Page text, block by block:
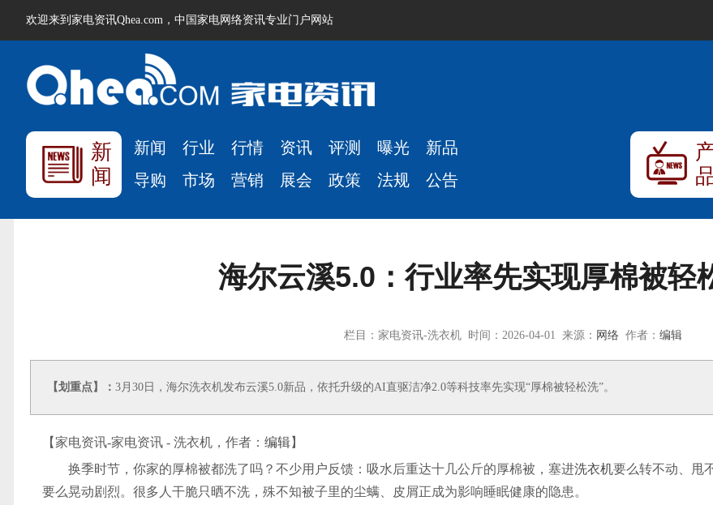
欢迎来到家电资讯Qhea.com，中国家电网络资讯专业门户网站
新
闻
新闻 行业 行情 资讯 评测 曝光
新品
导购
市场 营销 展会 政策 法规 公告
海尔云溪5.0：行业率先实现厚棉被轻
栏目：家电资讯-洗衣机 时间：2026-04-01 来源： 网络作者： 编辑
【划重点】： 3月30日，海尔洗衣机发布云溪5.0新品，依托升级的AI直驱洁净2.0等科技率先实现“厚棉被轻松洗”。
【家电资讯-家电资讯 - 洗衣机，作者： 编辑】
换季时节，你家的厚棉被都洗了吗？不少用户反馈：吸水后重达十几公斤的厚棉被，塞进洗衣机要么转不动、甩
要么晃动剧烈。很多人干脆只晒不洗，殊不知被子里的尘螨、皮屑正成为影响睡眠健康的隐患。